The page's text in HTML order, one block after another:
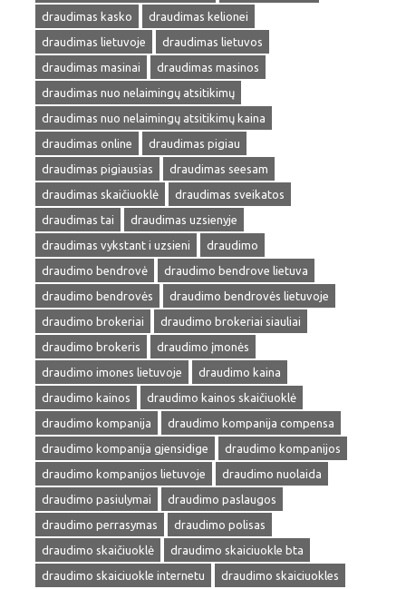
draudimas kasko
draudimas kelionei
draudimas lietuvoje
draudimas lietuvos
draudimas masinai
draudimas masinos
draudimas nuo nelaimingų atsitikimų
draudimas nuo nelaimingų atsitikimų kaina
draudimas online
draudimas pigiau
draudimas pigiausias
draudimas seesam
draudimas skaičiuoklė
draudimas sveikatos
draudimas tai
draudimas uzsienyje
draudimas vykstant i uzsieni
draudimo
draudimo bendrovė
draudimo bendrove lietuva
draudimo bendrovės
draudimo bendrovės lietuvoje
draudimo brokeriai
draudimo brokeriai siauliai
draudimo brokeris
draudimo įmonės
draudimo imones lietuvoje
draudimo kaina
draudimo kainos
draudimo kainos skaičiuoklė
draudimo kompanija
draudimo kompanija compensa
draudimo kompanija gjensidige
draudimo kompanijos
draudimo kompanijos lietuvoje
draudimo nuolaida
draudimo pasiulymai
draudimo paslaugos
draudimo perrasymas
draudimo polisas
draudimo skaičiuoklė
draudimo skaiciuokle bta
draudimo skaiciuokle internetu
draudimo skaiciuokles